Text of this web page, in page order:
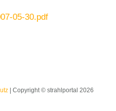
05-30.pdf
| Copyright © strahlportal 2026